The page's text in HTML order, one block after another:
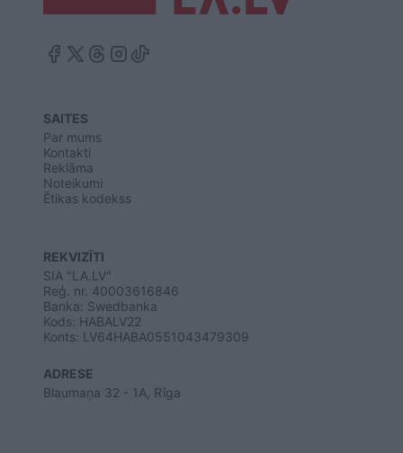
SAITES
Par mums
Kontakti
Reklāma
Noteikumi
Ētikas kodekss
REKVIZĪTI
SIA "LA.LV"
Reģ. nr. 40003616846
Banka: Swedbanka
Kods: HABALV22
Konts: LV64HABA0551043479309
ADRESE
Blaumaņa 32 - 1A, Rīga